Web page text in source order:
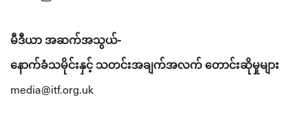
မီဒီယာ အဆက်အသွယ်-
နောက်ခံသမိုင်းနှင့် သတင်းအချက်အလက် တောင်းဆိုမှုများ
media@itf.org.uk